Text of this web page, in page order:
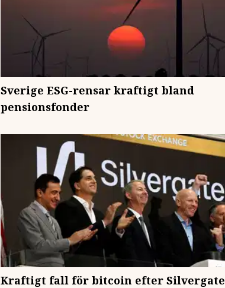
Sverige ESG-rensar kraftigt bland
pensionsfonder
Kraftigt fall för bitcoin efter